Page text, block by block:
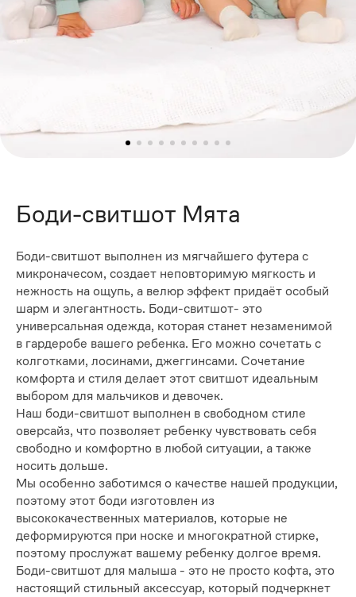
Боди-свитшот Мята
Боди-свитшот выполнен из мягчайшего футера с
микроначесом, создает неповторимую мягкость и
нежность на ощупь, а велюр эффект придаёт особый
шарм и элегантность. Боди-свитшот- это
универсальная одежда, которая станет незаменимой
в гардеробе вашего ребенка. Его можно сочетать с
колготками, лосинами, джеггинсами. Сочетание
комфорта и стиля делает этот свитшот идеальным
выбором для мальчиков и девочек.
Наш боди-свитшот выполнен в свободном стиле
оверсайз, что позволяет ребенку чувствовать себя
свободно и комфортно в любой ситуации, а также
носить дольше.
Мы особенно заботимся о качестве нашей продукции,
поэтому этот боди изготовлен из
высококачественных материалов, которые не
деформируются при носке и многократной стирке,
поэтому прослужат вашему ребенку долгое время.
Боди-свитшот для малыша - это не просто кофта, это
настоящий стильный аксессуар, который подчеркнет